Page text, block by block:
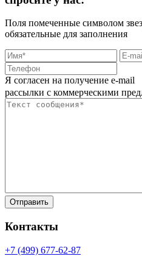
Поля помеченные символом
обязательные для заполнения
Я согласен на получение e-mail
рассылки с коммерческими
Контакты
+7 (499) 677-62-87